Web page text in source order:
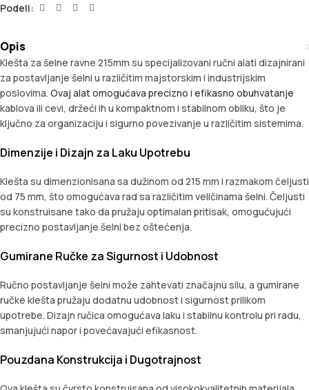
Podeli:
Opis
Klešta za šelne ravne 215mm su specijalizovani ručni alati dizajnirani
za postavljanje šelni u različitim majstorskim i industrijskim
poslovima. Ovaj alat omogućava precizno i efikasno obuhvatanje
kablova ili cevi, držeći ih u kompaktnom i stabilnom obliku, što je
ključno za organizaciju i sigurno povezivanje u različitim sistemima.
Dimenzije i Dizajn za Laku Upotrebu
Klešta su dimenzionisana sa dužinom od 215 mm i razmakom čeljusti
od 75 mm, što omogućava rad sa različitim veličinama šelni. Čeljusti
su konstruisane tako da pružaju optimalan pritisak, omogućujući
precizno postavljanje šelni bez oštećenja.
Gumirane Ručke za Sigurnost i Udobnost
Ručno postavljanje šelni može zahtevati značajnu silu, a gumirane
ručke klešta pružaju dodatnu udobnost i sigurnost prilikom
upotrebe. Dizajn ručica omogućava laku i stabilnu kontrolu pri radu,
smanjujući napor i povećavajući efikasnost.
Pouzdana Konstrukcija i Dugotrajnost